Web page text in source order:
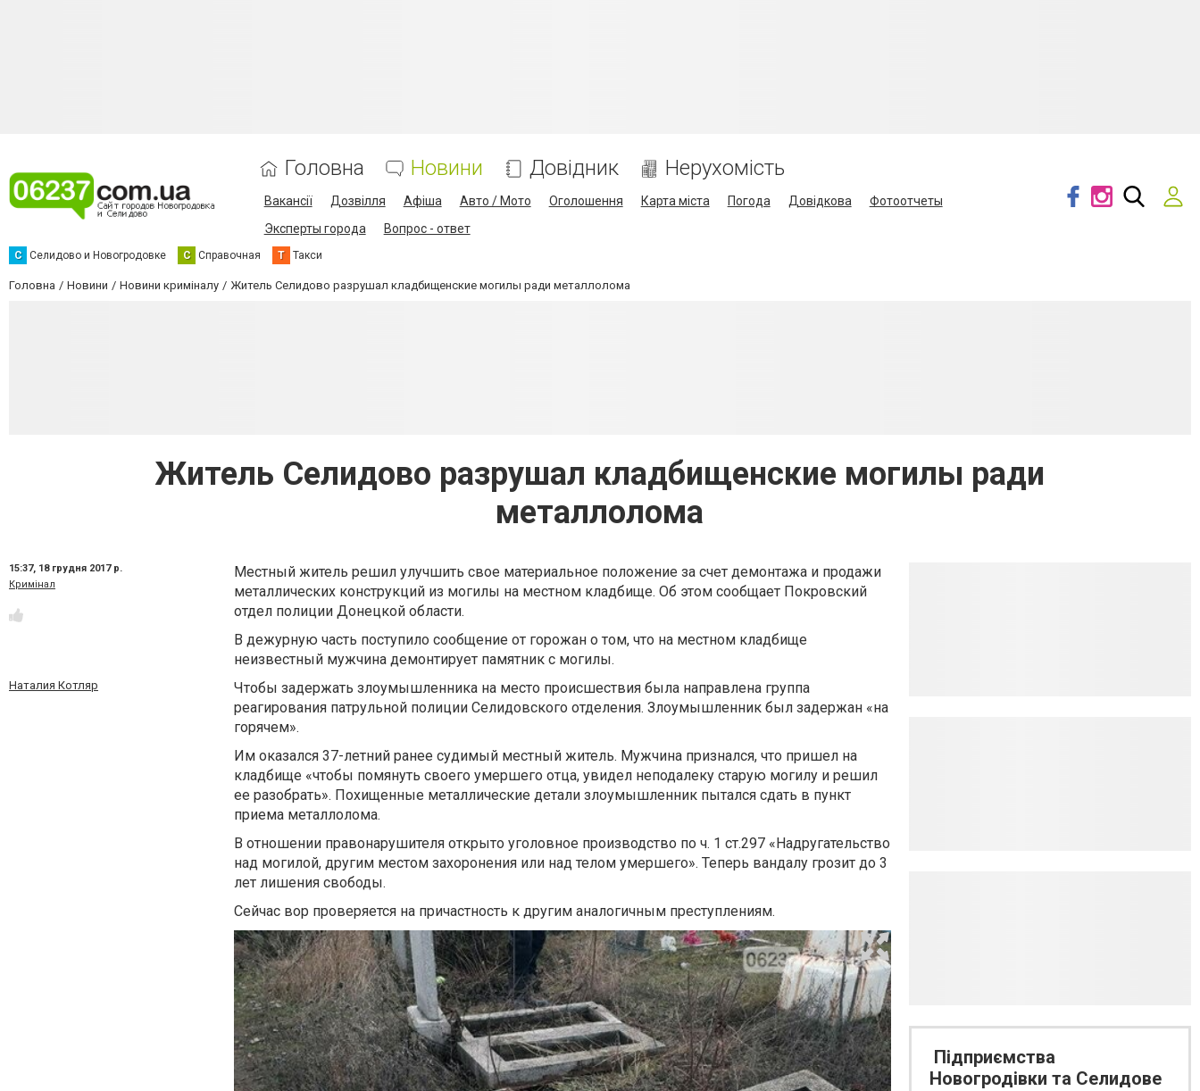
Головна Новини Довідник Нерухомість
Вакансії Дозвілля Афіша Авто / Мото Оголошення Карта міста Погода Довідкова
Фотоотчеты
Эксперты города
Вопрос - ответ
С Селидово и Новогродовке С Справочная Т Такси
Головна Новини Новини криміналу Житель Селидово разрушал кладбищенские могилы ради металлолома
Житель Селидово разрушал кладбищенские могилы ради
металлолома
15:37, 18 грудня 2017 р.
Кримінал
Наталия Котляр
Местный житель решил улучшить свое материальное положение за счет демонтажа и продажи
металлических конструкций из могилы на местном кладбище. Об этом сообщает Покровский
отдел полиции Донецкой области.
В дежурную часть поступило сообщение от горожан о том, что на местном кладбище
неизвестный мужчина демонтирует памятник с могилы.
Чтобы задержать злоумышленника на место происшествия была направлена ​​группа
реагирования патрульной полиции Селидовского отделения. Злоумышленник был задержан «на
горячем».
Им оказался 37-летний ранее судимый местный житель. Мужчина признался, что пришел на
кладбище «чтобы помянуть своего умершего отца, увидел неподалеку старую могилу и решил
ее разобрать». Похищенные металлические детали злоумышленник пытался сдать в пункт
приема металлолома.
В отношении правонарушителя открыто уголовное производство по ч. 1 ст.297 «Надругательство
над могилой, другим местом захоронения или над телом умершего». Теперь вандалу грозит до 3
лет лишения свободы.
Сейчас вор проверяется на причастность к другим аналогичным преступлениям.
Підприємства
Новогродівки та Селидове